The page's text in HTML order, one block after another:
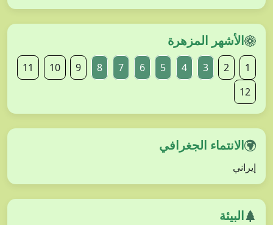
الأشهر المزهرة
1
2
3
4
5
6
7
8
9
10
11
12
الانتماء الجغرافي
إيراني
البيئة